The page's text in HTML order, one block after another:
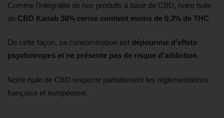
Comme l’intégralité de nos produits à base de CBD, notre huile
de CBD Kanab 30% cerise contient moins de 0,3% de THC.
De cette façon, sa consommation est dépourvue d’effets
psychotropes et ne présente pas de risque d’addiction.
Notre huile de CBD respecte parfaitement les réglementations
française et européenne.